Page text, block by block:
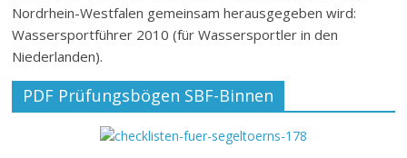
Nordrhein-Westfalen gemeinsam herausgegeben wird:
Wassersportführer 2010 (für Wassersportler in den
Niederlanden).
PDF Prüfungsbögen SBF-Binnen